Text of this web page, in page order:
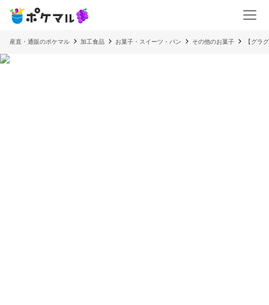
産直・通販のポケマル 加工食品 お菓子・スイーツ・パン その他のお菓子 【グラ